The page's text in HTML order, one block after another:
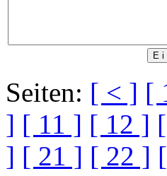
Seiten: [ < ] [
] [ 11 ] [ 12 ]
] [ 21 ] [ 22 ]